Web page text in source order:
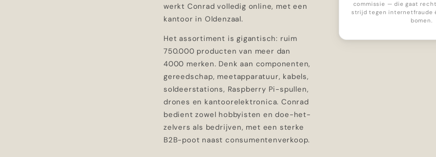
commissie — die gaat
strijd tegen internetfraude
bomen.
werkt Conrad volledig online, met een
kantoor in Oldenzaal.
Het assortiment is gigantisch: ruim
750.000 producten van meer dan
4000 merken. Denk aan componenten,
gereedschap, meetapparatuur, kabels,
soldeerstations, Raspberry Pi-spullen,
drones en kantoorelektronica. Conrad
bedient zowel hobbyisten en doe-het-
zelvers als bedrijven, met een sterke
B2B-poot naast consumentenverkoop.